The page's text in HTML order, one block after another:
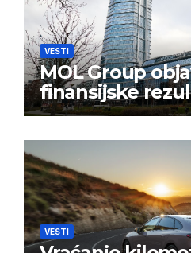
VESTI
MOL Group
finansijske
VESTI